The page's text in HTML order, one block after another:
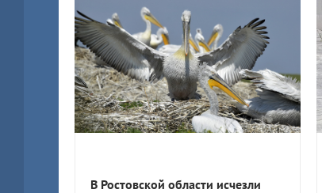
В Ростовской области исчезли